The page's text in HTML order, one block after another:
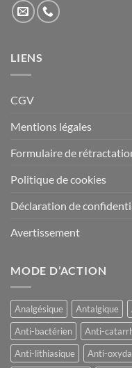
la
page
produit
LIENS
CGV
Mentions légales
Formulaire de
Politique de cookies
Déclaration de
Avertissement
MODE D’ACTION
Analgésique Antalgique
Anti-bactérien
Anti-
Anti-lithiasique
Anti-